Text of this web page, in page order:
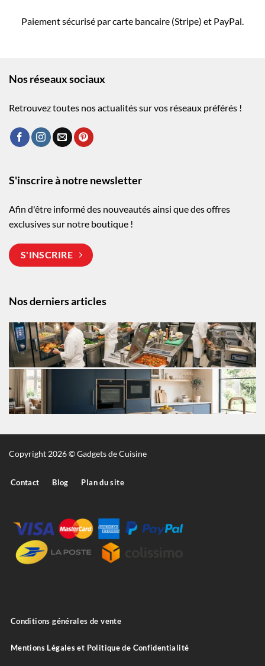
Paiement sécurisé par carte bancaire (Stripe) et PayPal.
Nos réseaux sociaux
Retrouvez toutes nos actualités sur vos réseaux préférés !
Nos derniers articles
S'inscrire à notre newsletter
Afin d'être informé des nouveautés ainsi que des offres
exclusives sur notre boutique !
S'INSCRIRE
Copyright 2026 © Gadgets de Cuisine
Contact Blog Plan du site
Conditions générales de vente
Mentions Légales et Politique de Confidentialité